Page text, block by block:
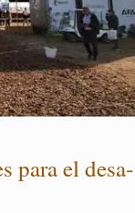
para el desa­